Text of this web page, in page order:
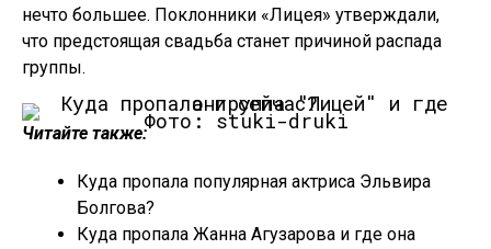
нечто большее. Поклонники «Лицея» утверждали,
что предстоящая свадьба станет причиной распада
группы.
Фото: stuki-druki
Читайте также:
Куда пропала популярная актриса Эльвира
Болгова?
Куда пропала Жанна Агузарова и где она